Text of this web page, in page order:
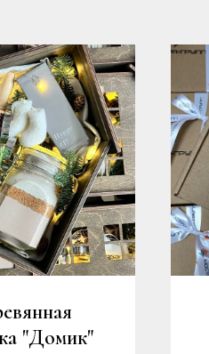
а "Домик"